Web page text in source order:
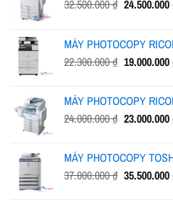
32.500.000₫ Giá
32.500.000
24.500.000
MÁY PHOTOCOPY
22.300.000₫ Giá
22.300.000
19.000.000
MÁY PHOTOCOPY
24.000.000₫ Giá
24.000.000
23.000.000
MÁY PHOTOCOPY
37.000.000₫ Giá
35.500.000